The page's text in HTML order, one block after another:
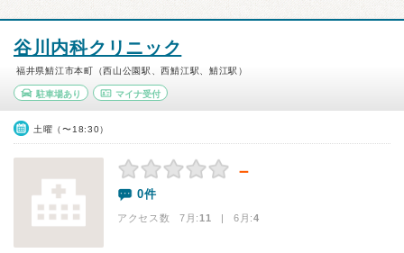
谷川内科クリニック
福井県鯖江市本町（西山公園駅、西鯖江駅、鯖江駅）
駐車場あり マイナ受付
土曜（〜18:30）
－
0件
アクセス数 7月:11 | 6月:4